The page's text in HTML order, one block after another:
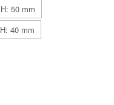
50 mm
40 mm